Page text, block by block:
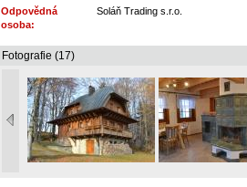
Odpovědná
osoba:
Soláň Trading s.r.o.
Fotografie (17)